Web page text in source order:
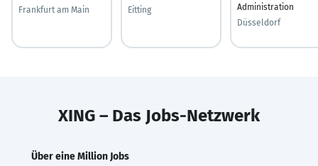
Frankfurt am Main
Eitting
Administration
Düsseldorf
XING – Das Jobs-Netzwerk
Über eine Million Jobs